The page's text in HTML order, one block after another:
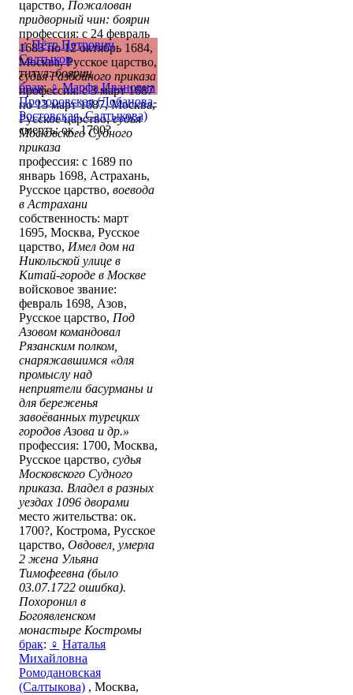
царство, Пожалован
придворный чин: боярин
профессия: с 24 февраль
1683 по 12 октябрь 1684,
Москва, Русское царство,
судья Разбойного приказа
профессия: с 3 март 1687
по 13 март 1687, Москва,
Русское царство,судья
Московского Судного
приказа
профессия: с 1689 по
январь 1698, Астрахань,
Русское царство, воевода
в Астрахани
собственность: март
1695, Москва, Русское
царство, Имел дом на
Никольской улице в
Китай-городе в Москве
войсковое звание:
февраль 1698, Азов,
Русское царство, Под
Азовом командовал
Рязанским полком,
снаряжавшимся «для
промыслу над
неприятели басурманы и
для береженья
завоёванных турецких
городов Азова и др.»
профессия: 1700, Москва,
Русское царство, судья
Московского Судного
приказа. Владел в разных
уездах 1096 дворами
место жительства: ок.
1700?, Кострома, Русское
царство, Овдовел, умерла
2 жена Ульяна
Тимофеевна (было
03.07.1722 ошибка).
Похоронил в
Богоявленском
монастыре Костромы
брак: ♀ Наталья
Михайловна
Ромодановская
(Салтыкова) , Москва,
♂ Пётр Петрович
Салтыков
титул:боярин
брак:♀ Марфа Ивановна
Прозоровская (Лобанова-
Ростовская, Салтыкова)
смерть: ок. 1700?